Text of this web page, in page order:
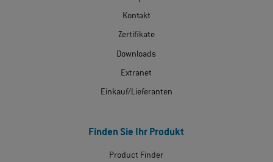
Kontakt
Zertifikate
Downloads
Extranet
Einkauf/Lieferanten
Finden Sie Ihr Produkt
Product Finder